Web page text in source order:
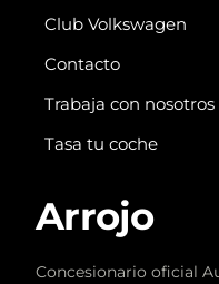
Club Volkswagen
Contacto
Trabaja con nosotros
Tasa tu coche
Arrojo
Concesionario oficial